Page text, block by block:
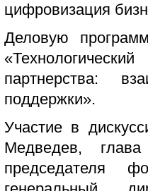
цифровизация
Деловую
партнерства:
поддержки».
Участие в
Медведев,
председателя